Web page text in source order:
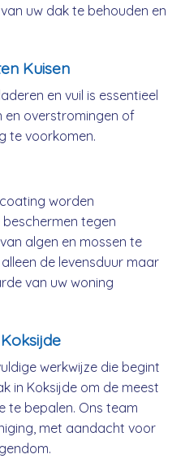
uw dak te behouden en
Kuisen
en vuil is essentieel
overstromingen of
te voorkomen.
worden
tegen
algen en mossen te
de levensduur maar
van uw woning
werkwijze die begint
in Koksijde om de meest
te bepalen. Ons team
met aandacht voor